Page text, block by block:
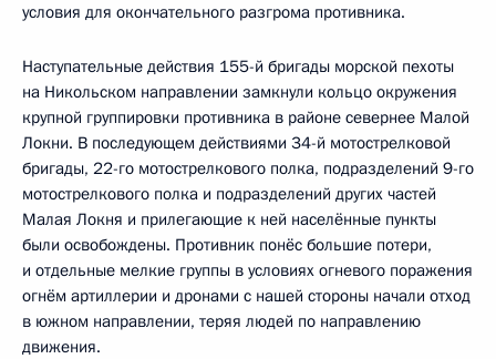
условия для окончательного разгрома противника.
Наступательные действия 155-й бригады морской пехоты
на Никольском направлении замкнули кольцо окружения
крупной группировки противника в районе севернее Малой
Локни. В последующем действиями 34-й мотострелковой
бригады, 22-го мотострелкового полка, подразделений 9-го
мотострелкового полка и подразделений других частей
Малая Локня и прилегающие к ней населённые пункты
были освобождены. Противник понёс большие потери,
и отдельные мелкие группы в условиях огневого поражения
огнём артиллерии и дронами с нашей стороны начали отход
в южном направлении, теряя людей по направлению
движения.